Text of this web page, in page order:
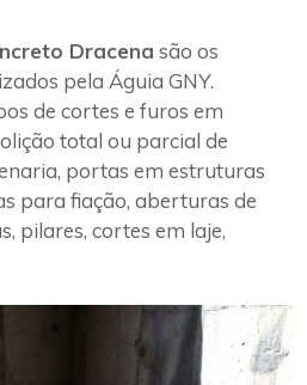
Dracena são os
pela Águia GNY.
de cortes e furos em
total ou parcial de
portas em estruturas
para fiação, aberturas de
pilares, cortes em laje,